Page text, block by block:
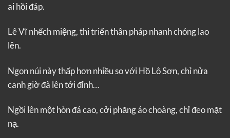
ai hồi đáp.
Lê Vĩ nhếch miệng, thi triển thân pháp nhanh chóng lao
lên.
Ngọn núi này thấp hơn nhiều so với Hồ Lô Sơn, chỉ nửa
canh giờ đã lên tới đỉnh…
Ngồi lên một hòn đá cao, cởi phăng áo choàng, chỉ đeo mặt
nạ.